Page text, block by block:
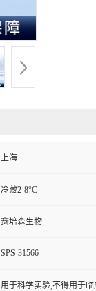
上海
冷藏2-8°C
赛培森生物
SPS-31566
用于科学实验,不得用于临